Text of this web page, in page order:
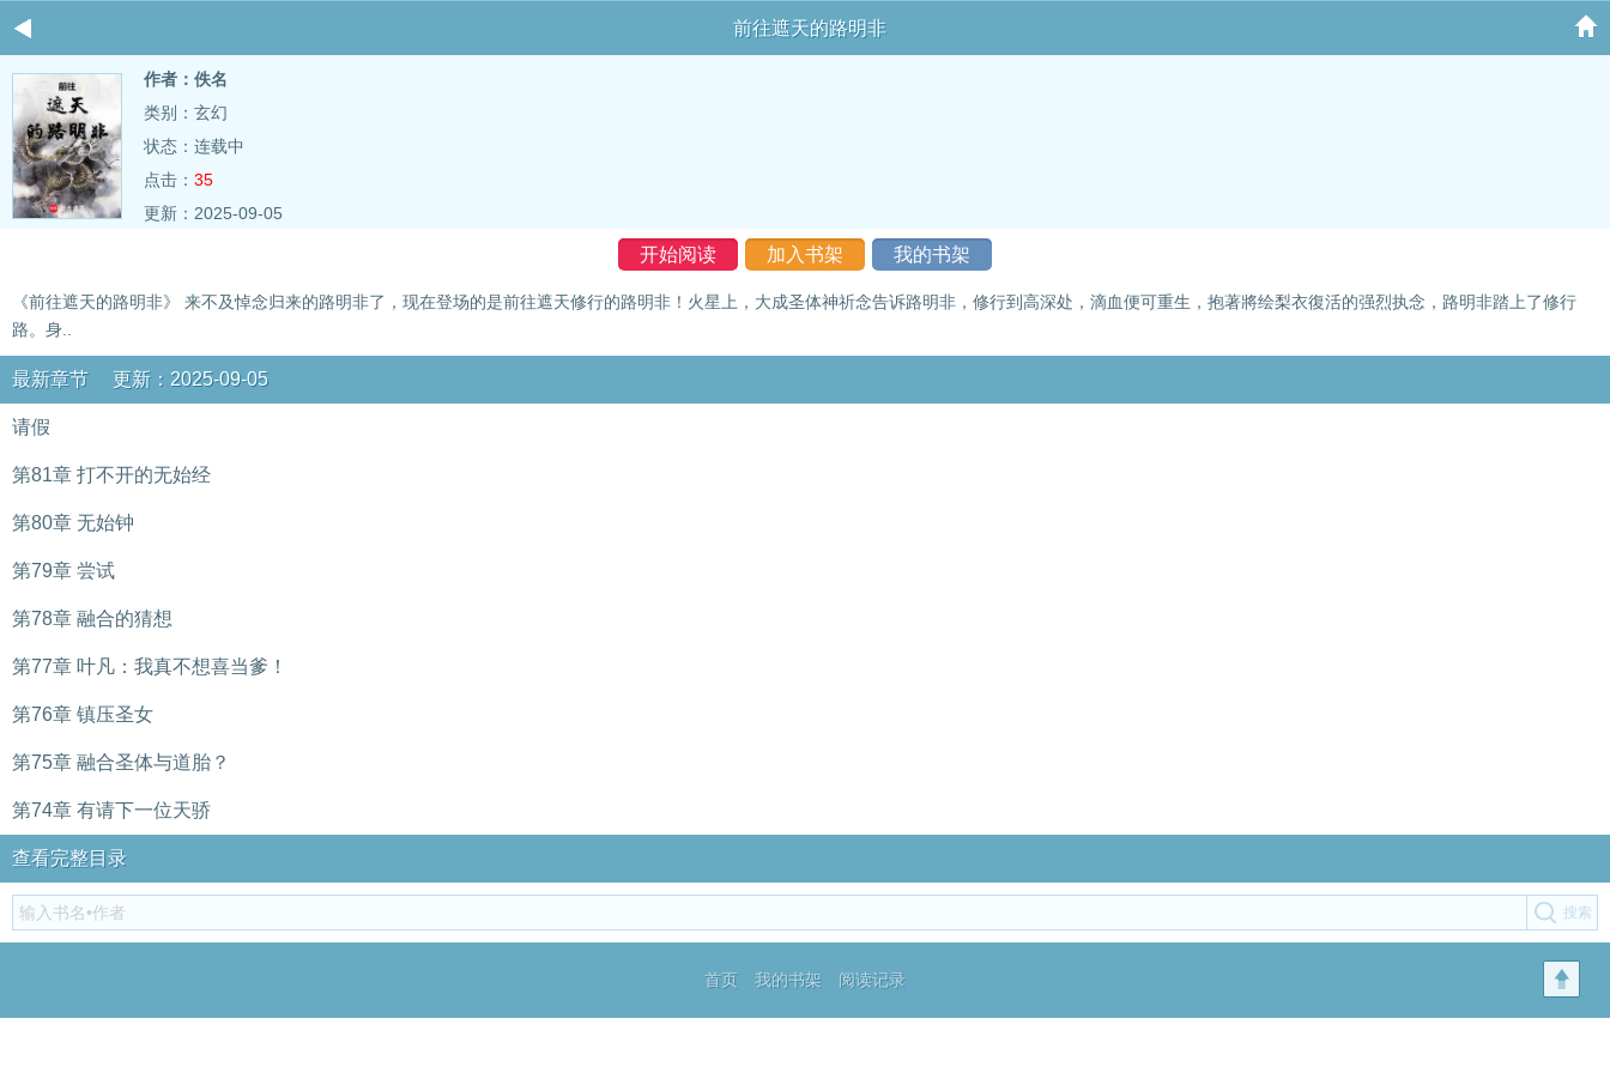
前往遮天的路明非
作者：佚名
类别：玄幻
状态：连载中
点击： 35
更新：2025-09-05
开始阅读 加入书架 我的书架
《前往遮天的路明非》 来不及悼念归来的路明非了，现在登场的是前往遮天修行的路明非！火星上，大成圣体神祈念告诉路明非，修行到高深处，滴血便可重生，抱著將绘梨衣復活的强烈执念，路明非踏上了修行
路。身..
最新章节 更新：2025-09-05
请假
第81章 打不开的无始经
第80章 无始钟
第79章 尝试
第78章 融合的猜想
第77章 叶凡：我真不想喜当爹！
第76章 镇压圣女
第75章 融合圣体与道胎？
第74章 有请下一位天骄
查看完整目录
首页 我的书架 阅读记录